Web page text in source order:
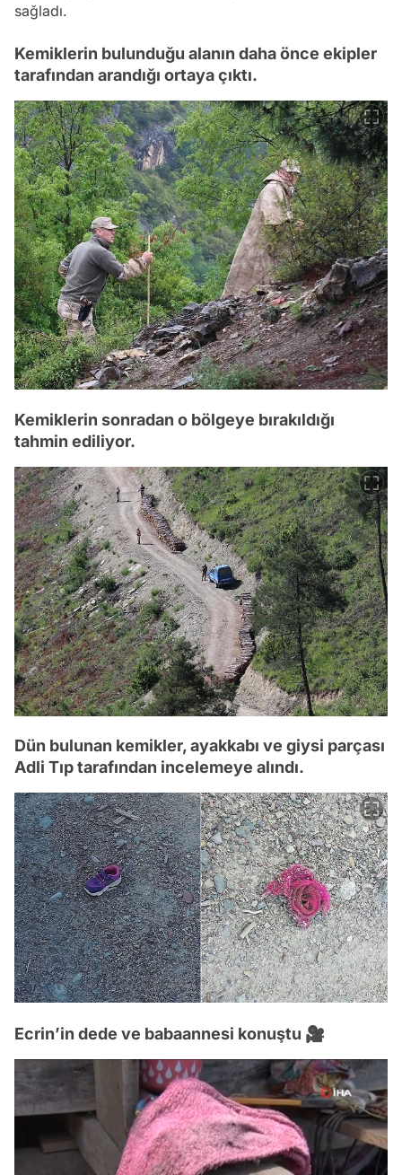
sağladı.
Kemiklerin bulunduğu alanın daha önce ekipler
tarafından arandığı ortaya çıktı.
Kemiklerin sonradan o bölgeye bırakıldığı
tahmin ediliyor.
Dün bulunan kemikler, ayakkabı ve giysi parçası
Adli Tıp tarafından incelemeye alındı.
Ecrin’in dede ve babaannesi konuştu 🎥